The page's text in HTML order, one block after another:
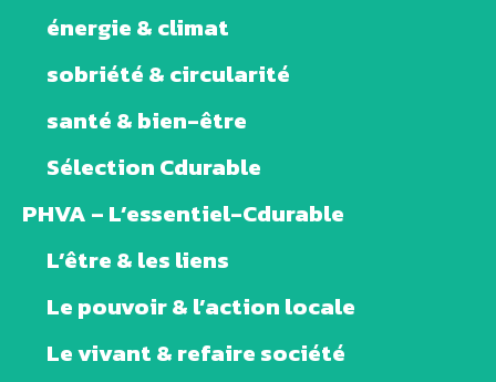
énergie & climat
sobriété & circularité
santé & bien-être
Sélection Cdurable
PHVA – L’essentiel-Cdurable
L’être & les liens
Le pouvoir & l’action locale
Le vivant & refaire société